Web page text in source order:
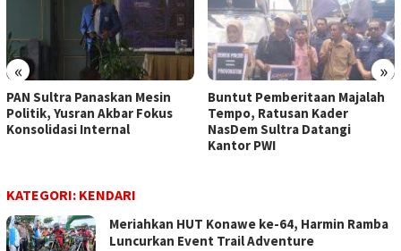
« »
PAN Sultra Panaskan Mesin
Politik, Yusran Akbar Fokus
Konsolidasi Internal
Buntut Pemberitaan Majalah
Tempo, Ratusan Kader
NasDem Sultra Datangi
Kantor PWI
KATEGORI: KENDARI
Meriahkan HUT Konawe ke-64, Harmin Ramba
Luncurkan Event Trail Adventure